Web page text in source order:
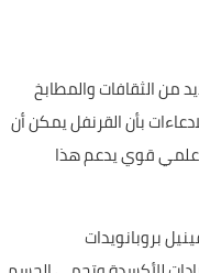
من الثقافات والمطابخ
بأن القرنفل يمكن أن
علمي قوي يدعم هذا
بروبانويدات